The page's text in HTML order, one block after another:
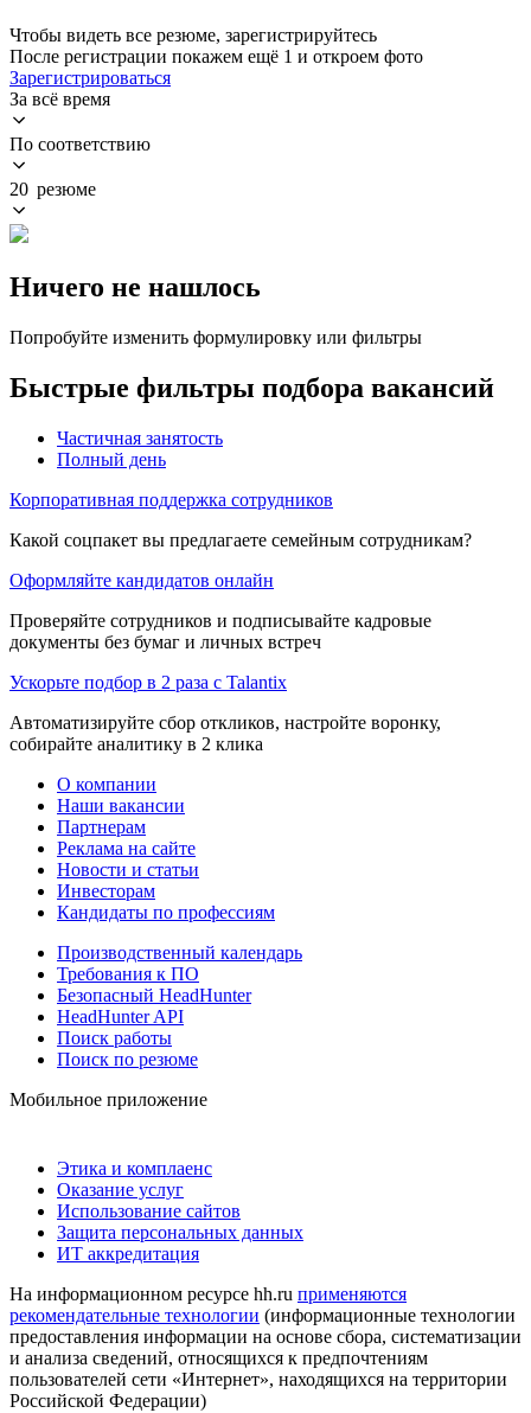
Чтобы видеть все резюме, зарегистрируйтесь
После регистрации покажем ещё 1 и откроем фото
Зарегистрироваться
За всё время
По соответствию
20 резюме
Ничего не нашлось
Попробуйте изменить формулировку или фильтры
Быстрые фильтры подбора вакансий
Частичная занятость
Полный день
Корпоративная поддержка сотрудников
Какой соцпакет вы предлагаете семейным сотрудникам?
Оформляйте кандидатов онлайн
Проверяйте сотрудников и подписывайте кадровые
документы без бумаг и личных встреч
Ускорьте подбор в 2 раза с Talantix
Автоматизируйте сбор откликов, настройте воронку,
собирайте аналитику в 2 клика
О компании
Наши вакансии
Партнерам
Реклама на сайте
Новости и статьи
Инвесторам
Кандидаты по профессиям
Производственный календарь
Требования к ПО
Безопасный HeadHunter
HeadHunter API
Поиск работы
Поиск по резюме
Мобильное приложение
Этика и комплаенс
Оказание услуг
Использование сайтов
Защита персональных данных
ИТ аккредитация
На информационном ресурсе hh.ru применяются
рекомендательные технологии (информационные технологии
предоставления информации на основе сбора, систематизации
и анализа сведений, относящихся к предпочтениям
пользователей сети «Интернет», находящихся на территории
Российской Федерации)